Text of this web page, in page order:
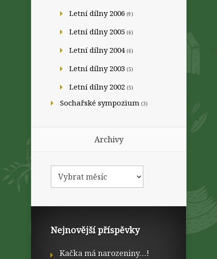
Letní dílny 2006 (9)
Letní dílny 2005 (6)
Letní dílny 2004 (6)
Letní dílny 2003 (5)
Letní dílny 2002 (5)
Sochařské sympozium (3)
Archivy
Nejnovější příspěvky
Kačka má narozeniny…!